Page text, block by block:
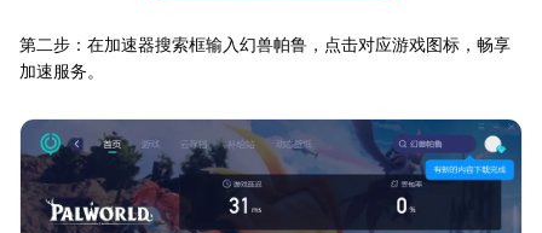
第二步：在加速器搜索框输入幻兽帕鲁，点击对应游戏图标，畅享
加速服务。